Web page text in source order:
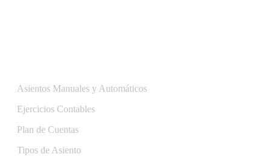
Asientos Manuales y Automáticos
Ejercicios Contables
Plan de Cuentas
Tipos de Asiento